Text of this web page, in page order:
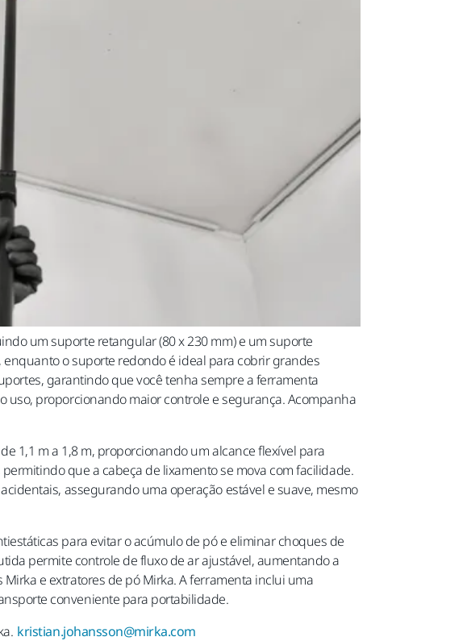
um suporte retangular (80 x 230 mm) e um suporte
o suporte redondo é ideal para cobrir grandes
garantindo que você tenha sempre a ferramenta
uso, proporcionando maior controle e segurança. Acompanha
1,1 m a 1,8 m, proporcionando um alcance flexível para
que a cabeça de lixamento se mova com facilidade.
assegurando uma operação estável e suave, mesmo
para evitar o acúmulo de pó e eliminar choques de
permite controle de fluxo de ar ajustável, aumentando a
e extratores de pó Mirka. A ferramenta inclui uma
conveniente para portabilidade.
kristian.johansson@mirka.com